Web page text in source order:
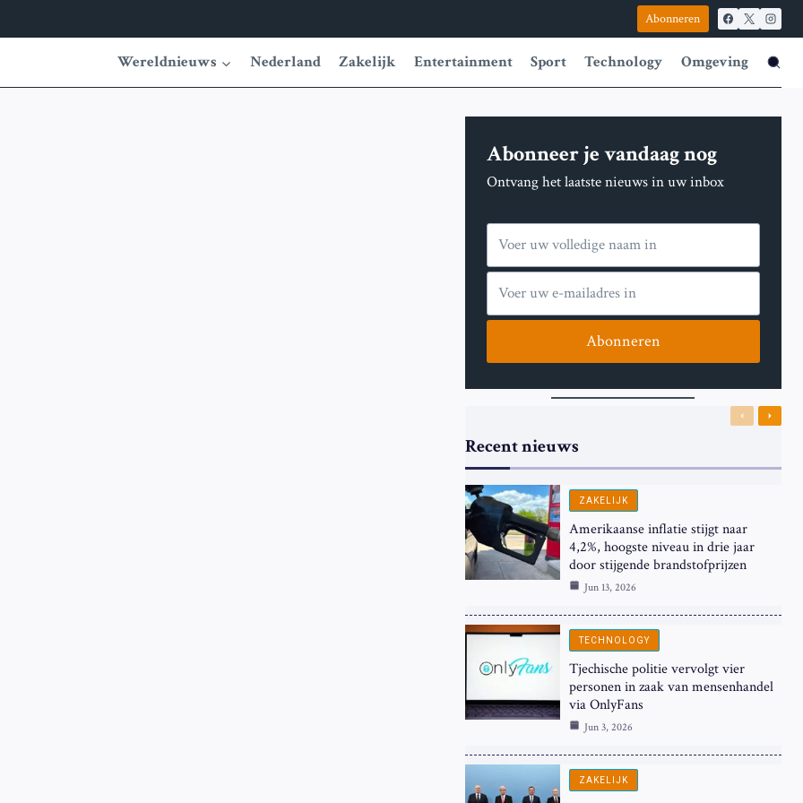
Abonneren
Wereldnieuws Nederland Zakelijk Entertainment Sport Technology Omgeving
Abonneer je vandaag nog
Ontvang het laatste nieuws in uw inbox
Abonneren
Recent nieuws
Previous
Next
ZAKELIJK
Amerikaanse inflatie stijgt naar
4,2%, hoogste niveau in drie jaar
door stijgende brandstofprijzen
Jun 13, 2026
TECHNOLOGY
Tjechische politie vervolgt vier
personen in zaak van mensenhandel
via OnlyFans
Jun 3, 2026
ZAKELIJK